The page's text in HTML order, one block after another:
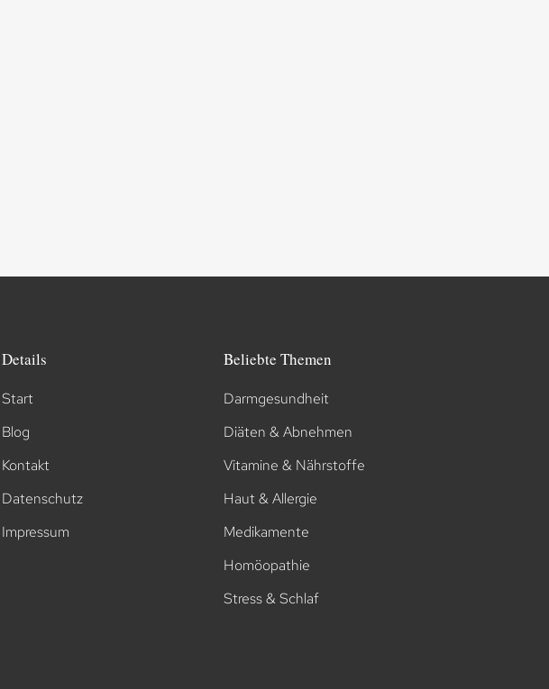
Details
Start
Blog
Kontakt
Datenschutz
Impressum
Beliebte Themen
Darmgesundheit
Diäten & Abnehmen
Vitamine & Nährstoffe
Haut & Allergie
Medikamente
Homöopathie
Stress & Schlaf